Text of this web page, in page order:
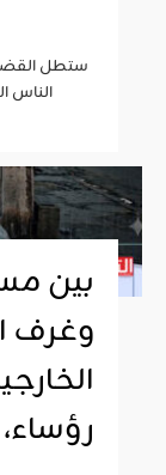
الناس
بين
وغرف